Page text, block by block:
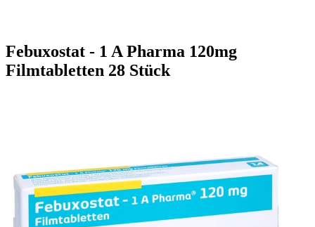
Febuxostat - 1 A Pharma 120mg
Filmtabletten 28 Stück